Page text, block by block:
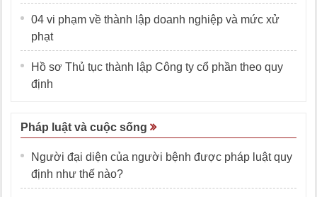
04 vi phạm về thành lập doanh nghiệp và mức xử
phạt
Hồ sơ Thủ tục thành lập Công ty cổ phần theo quy
định
Pháp luật và cuộc sống
Người đại diện của người bệnh được pháp luật quy
định như thế nào?